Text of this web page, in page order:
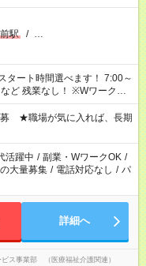
駅 / …
し！ ※Wワークの
超の就業はご案内できませ
務は社会保険への加入対象
派遣の原則禁止）により、
しい場合があります
★職場が気に入れば、長期
活躍中 / 副業・WワークOK /
大量募集 / 電話対応なし / パ
詳細へ
ス事業部 （医療福祉介護関連）